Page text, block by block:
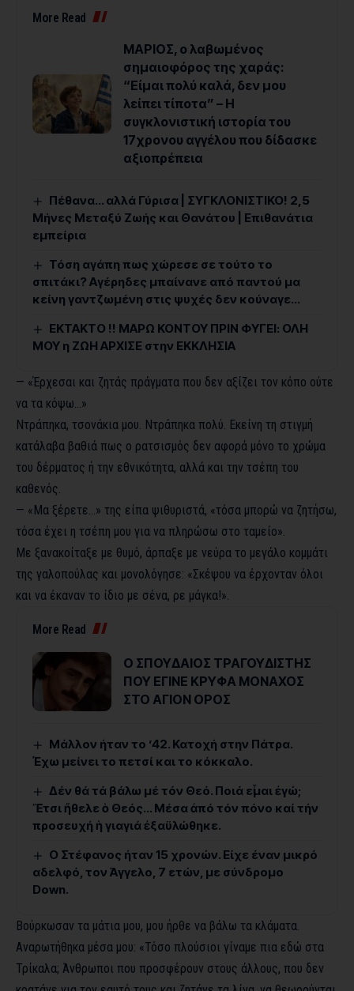
More Read
ΜΑΡΙΟΣ, ο λαβωμένος
σημαιοφόρος της χαράς:
“Είμαι πολύ καλά, δεν μου
λείπει τίποτα” – Η
συγκλονιστική ιστορία του
17χρονου αγγέλου που δίδασκε
αξιοπρέπεια
Πέθανα… αλλά Γύρισα | ΣΥΓΚΛΟΝΙΣΤΙΚΟ! 2,5
Μήνες Μεταξύ Ζωής και Θανάτου | Επιθανάτια
εμπείρια
Τόση αγάπη πως χώρεσε σε τούτο το
σπιτάκι? Αγέρηδες μπαίνανε από παντού μα
κείνη γαντζωμένη στις ψυχές δεν κούναγε…
ΕΚΤΑΚΤΟ !! ΜΑΡΩ ΚΟΝΤΟΥ ΠΡΙΝ ΦΥΓΕΙ: ΟΛΗ
ΜΟΥ η ΖΩΗ ΑΡΧΙΣΕ στην ΕΚΚΛΗΣΙΑ
— «Έρχεσαι και ζητάς πράγματα που δεν αξίζει τον κόπο ούτε
να τα κόψω…»
Ντράπηκα, τσονάκια μου. Ντράπηκα πολύ. Εκείνη τη στιγμή
κατάλαβα βαθιά πως ο ρατσισμός δεν αφορά μόνο το χρώμα
του δέρματος ή την εθνικότητα, αλλά και την τσέπη του
καθενός.
— «Μα ξέρετε…» της είπα ψιθυριστά, «τόσα μπορώ να ζητήσω,
τόσα έχει η τσέπη μου για να πληρώσω στο ταμείο».
Με ξανακοίταξε με θυμό, άρπαξε με νεύρα το μεγάλο κομμάτι
της γαλοπούλας και μονολόγησε: «Σκέψου να έρχονταν όλοι
και να έκαναν το ίδιο με σένα, ρε μάγκα!».
More Read
Ο ΣΠΟΥΔΑΙΟΣ ΤΡΑΓΟΥΔΙΣΤΗΣ
ΠΟΥ ΕΓΙΝΕ ΚΡΥΦΑ ΜΟΝΑΧΟΣ
ΣΤΟ ΑΓΙΟΝ ΟΡΟΣ
Mάλλον ήταν το ’42. Κατοχή στην Πάτρα.
Έχω μείνει το πετσί και το κόκκαλο.
Δέν θά τά βάλω μέ τόν Θεό. Ποιά εἶμαι ἐγώ;
Ἔτσι ἤθελε ὁ Θεός… Μέσα ἀπό τόν πόνο καί τήν
προσευχή ἡ γιαγιά ἐξαϋλώθηκε.
Ο Στέφανος ήταν 15 χρονών. Είχε έναν μικρό
αδελφό, τον Άγγελο, 7 ετών, με σύνδρομο
Down.
Βούρκωσαν τα μάτια μου, μου ήρθε να βάλω τα κλάματα.
Αναρωτήθηκα μέσα μου: «Τόσο πλούσιοι γίναμε πια εδώ στα
Τρίκαλα; Άνθρωποι που προσφέρουν στους άλλους, που δεν